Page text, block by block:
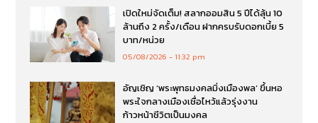
เปิดใหม่จัดเต็ม! สลากออมสิน 5 ปีได้ลุ้น 10
ล้านถึง 2 ครั้ง/เดือน ฝากครบรับดอกเบี้ย 5
บาท/หน่วย
05/08/2026 11:32 pm
อัญเชิญ ‘พระพุทธมงคลมิ่งเมืองพล’ ขึ้นหอ
พระใจกลางเมืองเชื่อไหว้แล้วรุ่งงาน
ก้าวหน้าชีวิตเป็นมงคล